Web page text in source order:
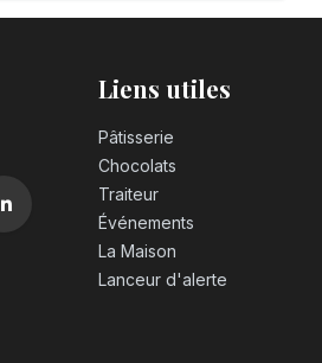
Liens utiles
Pâtisserie
Chocolats
Traiteur
Événements
La Maison
Lanceur d'alerte